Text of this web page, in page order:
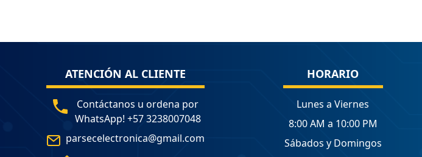
ATENCIÓN AL CLIENTE
Contáctanos u ordena por
WhatsApp! +57 3238007048
parsecelectronica@gmail.com
HORARIO
Lunes a Viernes
8:00 AM a 10:00 PM
Sábados y Domingos